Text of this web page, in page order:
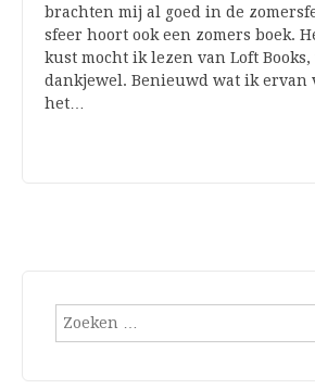
brachten mij al goed in de
sfeer hoort ook een zomers boek.
kust mocht ik lezen van Loft
dankjewel. Benieuwd wat ik ervan
het…
Zoeken